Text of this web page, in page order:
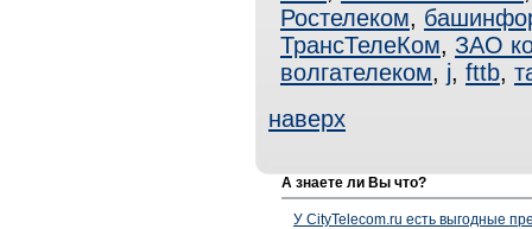
Ростелеком,
ТрансТелеКом, ЗАО
волгателеком, j, fttb,
наверх
А знаете ли Вы что?
У CityTelecom.ru есть выгодные